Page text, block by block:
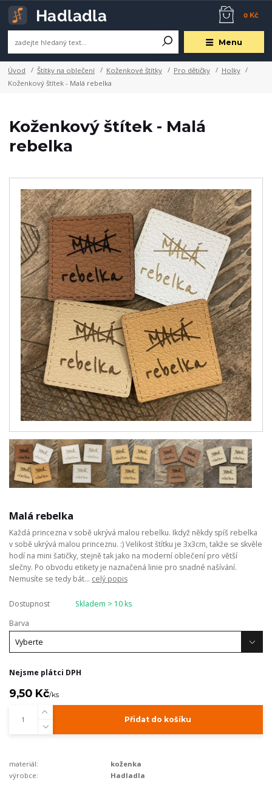
Menu
0 Kč
Úvod Štítky na oblečení Koženkové štítky Pro dětičky
Holky
Koženkový štítek - Malá rebelka
Koženkový štítek - Malá
rebelka
Malá rebelka
Každá princezna v sobě ukrývá malou rebelku. Ikdyž někdy spíš rebelka
v sobě ukrývá malou princeznu. :) Velikost štítku je 3x3cm, takže se skvěle
hodí na mini šatičky, stejně tak jako na moderní oblečení pro větší
slečny. Po obvodu etikety je naznačená linie pro snadné našívání.
Nemusíte se tedy bát... celý popis
Dostupnost
Skladem > 10 ks
Barva
Nejsme plátci DPH
9,50 Kč/ks
Přidat do košíku
materiál:
koženka
výrobce:
Hadladla